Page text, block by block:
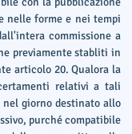
nelle forme e nei tempi
commissione a
previamente stabliti in
articolo 20. Qualora la
relativi a tali
giorno destinato allo
purché compatibile